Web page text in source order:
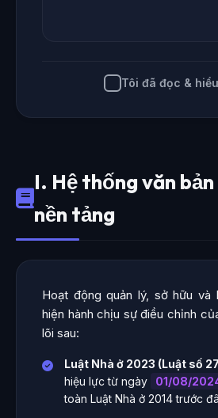
Tôi đã đọc &
I. Hệ thống văn
nền tảng
Hoạt động quản lý, sở hữu và
hiện hành chịu sự điều chỉnh
lõi sau:
Luật Nhà ở 2023 (Luật số
hiệu lực từ ngày
01/08/
toàn Luật Nhà ở 2014 trước